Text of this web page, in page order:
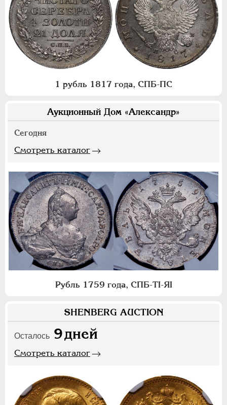
1 рубль 1817 года, СПБ-ПС
Аукционный Дом «Александр»
Сегодня
Смотреть каталог
Рубль 1759 года, СПБ-ТI-ЯI
SHENBERG AUCTION
Осталось 9дней
Смотреть каталог